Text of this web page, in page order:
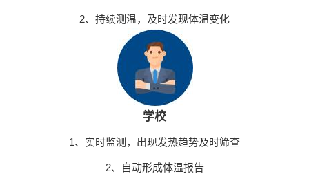
2、持续测温，及时发现体温变化
学校
1、实时监测，出现发热趋势及时筛查
2、自动形成体温报告